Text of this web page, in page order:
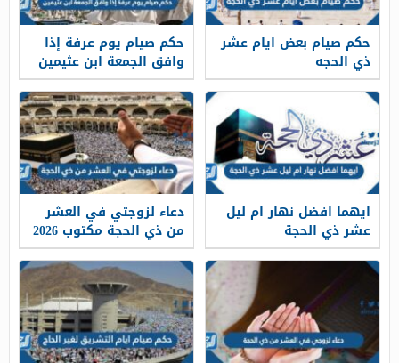
حكم صيام بعض ايام عشر
ذي الحجه
حكم صيام يوم عرفة إذا
وافق الجمعة ابن عثيمين
ايهما افضل نهار ام ليل
عشر ذي الحجة
دعاء لزوجتي في العشر
من ذي الحجة مكتوب 2026
بالصور